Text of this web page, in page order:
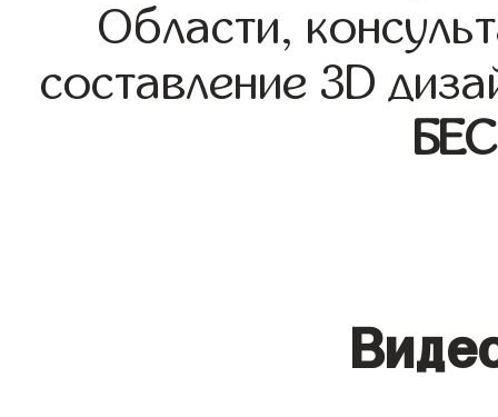
Области,
составление 3D